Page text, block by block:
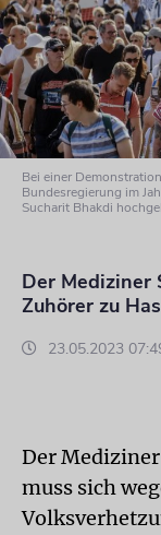
Bei einer
Bundesregierung im
Sucharit Bhakdi
Der Mediziner
Zuhörer zu
23.05.2023
Der
muss sich